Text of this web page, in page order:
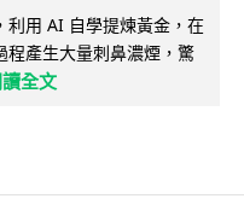
利用 AI 自學提煉黃金，在
程產生大量刺鼻濃煙，驚
讀全文